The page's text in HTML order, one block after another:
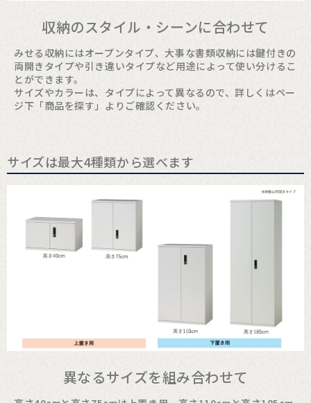
収納のスタイル・シーンに合わせて
みせる収納にはオープンタイプ、大事な書類収納には鍵付きの
両開きタイプや引き違いタイプなど用途によって使い分けるこ
とができます。
サイズやカラーは、タイプによって異なるので、詳しくはペー
ジ下「商品を探す」よりご確認ください。
サイズは最大4種類から選べます
異なるサイズを組み合わせて